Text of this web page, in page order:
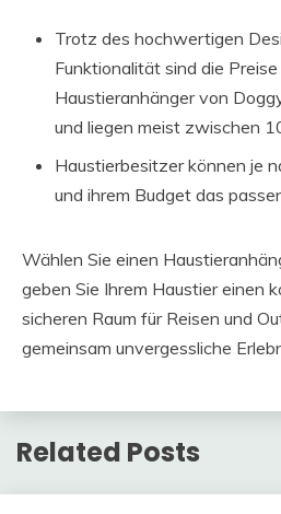
Trotz des hochwertigen
Funktionalität sind die Preise
Haustieranhänger von
und liegen meist zwischen
Haustierbesitzer können je
und ihrem Budget das
Wählen Sie einen
geben Sie Ihrem Haustier einen
sicheren Raum für Reisen und
gemeinsam unvergessliche
Related Posts